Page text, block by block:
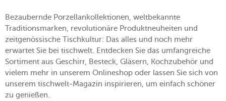
Bezaubernde Porzellankollektionen, weltbekannte
Traditionsmarken, revolutionäre Produktneuheiten und
zeitgenössische Tischkultur: Das alles und noch mehr
erwartet Sie bei tischwelt. Entdecken Sie das umfangreiche
Sortiment aus Geschirr, Besteck, Gläsern, Kochzubehör und
vielem mehr in unserem Onlineshop oder lassen Sie sich von
unserem tischwelt-Magazin inspirieren, um einfach schöner
zu genießen.